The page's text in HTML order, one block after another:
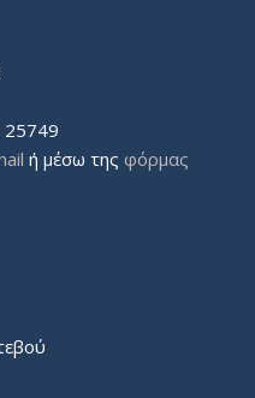
25749
ή μέσω της φόρμας